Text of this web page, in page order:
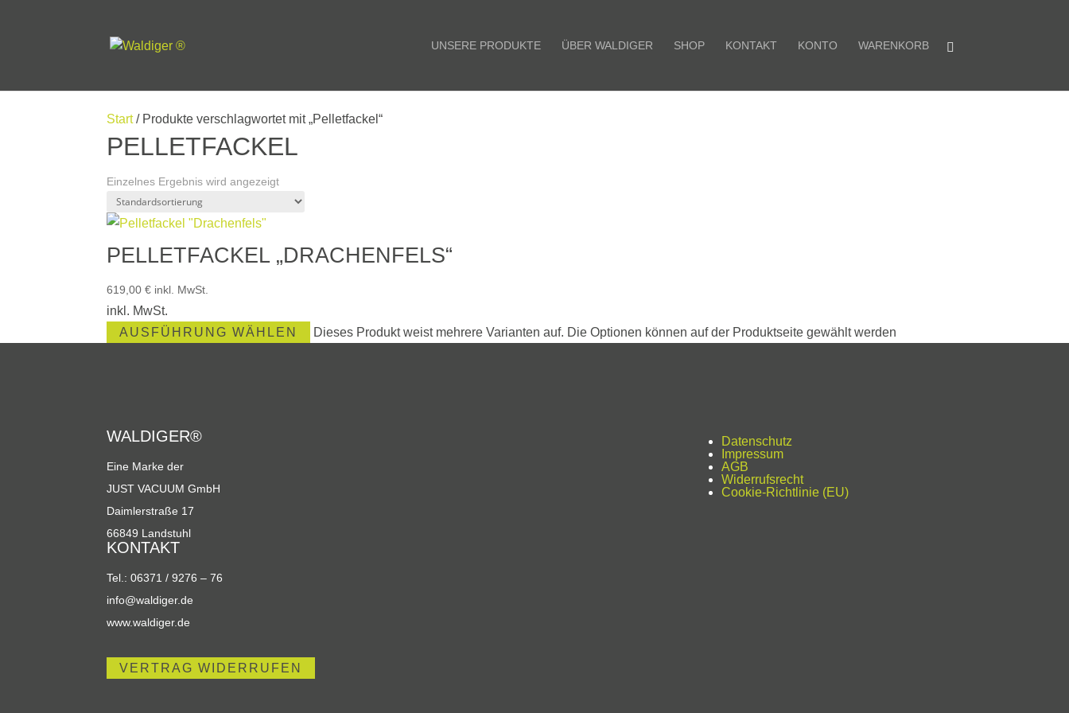
UNSERE PRODUKTE ÜBER WALDIGER SHOP KONTAKT KONTO WARENKORB
Start/ Produkte verschlagwortet mit „Pelletfackel“
PELLETFACKEL
Einzelnes Ergebnis wird angezeigt
PELLETFACKEL „DRACHENFELS“
619,00€ inkl. MwSt.
inkl. MwSt.
AUSFÜHRUNG WÄHLEN
Dieses Produkt weist mehrere Varianten auf. Die Optionen können auf der Produktseite gewählt werden
WALDIGER®
Eine Marke der
JUST VACUUM GmbH
Daimlerstraße 17
66849 Landstuhl
KONTAKT
Tel.: 06371 / 9276 – 76
info@waldiger.de
www.waldiger.de
VERTRAG WIDERRUFEN
Datenschutz
Impressum
AGB
Widerrufsrecht
Cookie-Richtlinie (EU)